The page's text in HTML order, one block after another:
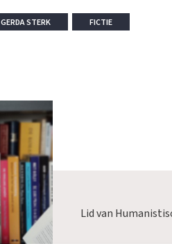
GERDA STERK FICTIE
Lid van